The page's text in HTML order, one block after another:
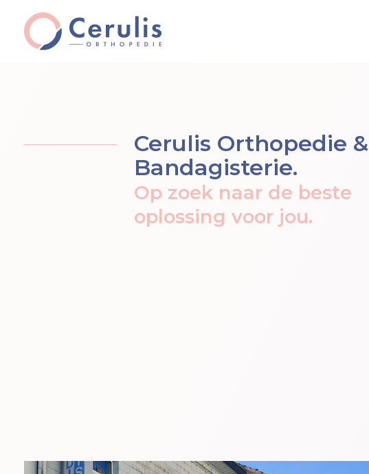
Cerulis Orthopedie &
Bandagisterie.
Op zoek naar de beste
oplossing voor jou.